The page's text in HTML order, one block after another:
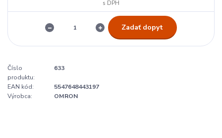
Zadať dopyt
Číslo
produktu:
633
EAN kód:
5547648443197
Výrobca:
OMRON